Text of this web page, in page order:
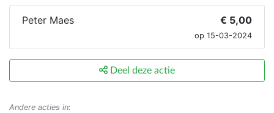
Peter Maes € 5,00
op 15-03-2024
Deel deze actie
Andere acties in: